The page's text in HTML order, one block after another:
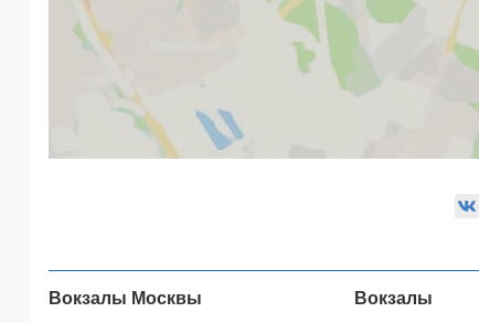
Вокзалы Москвы
Вокзалы